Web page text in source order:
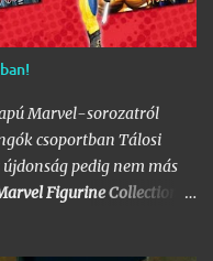
Marvel-sorozatról
csoportban Tálosi
újdonság pedig nem más
Figurine Collection
"